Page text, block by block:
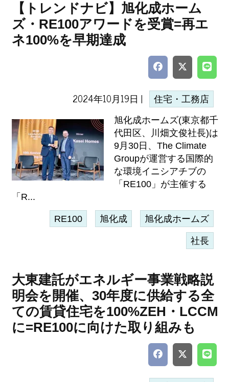
【トレンドナビ】旭化成ホーム
ズ・RE100アワードを受賞=再エ
ネ100%を早期達成
2024年10月19日 | 住宅・工務店
旭化成ホームズ(東京都千
代田区、川畑文俊社長)は
9月30日、The Climate
Groupが運営する国際的
な環境イニシアチブの
「RE100」が主催する
「R...
RE100 旭化成 旭化成ホームズ
社長
大東建託がエネルギー事業戦略説
明会を開催、30年度に供給する全
ての賃貸住宅を100%ZEH・LCCM
に=RE100に向けた取り組みも